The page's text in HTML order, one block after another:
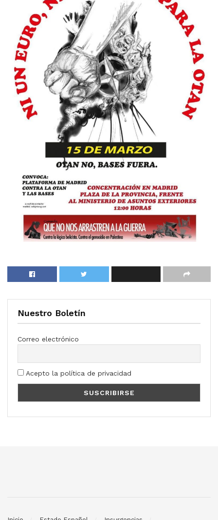
Nuestro Boletín
Correo electrónico
Acepto la política de privacidad